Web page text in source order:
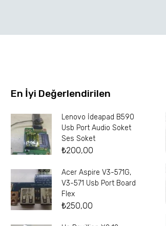
En İyi Değerlendirilen
Lenovo İdeapad B590
Usb Port Audio Soket
Ses Soket
₺200,00
Acer Aspire V3-571G,
V3-571 Usb Port Board
Flex
₺250,00